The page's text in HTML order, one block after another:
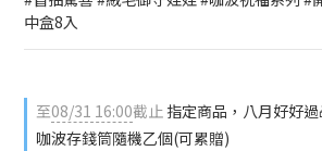
中盒8入
至08/31 16:00截止 指定商品，八月好好
咖波存錢筒隨機乙個(可累贈)